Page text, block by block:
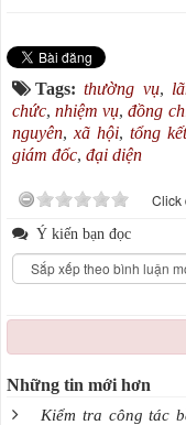
Tags:thường vụ,
chức,nhiệm vụ,đồng
nguyên, xã hội, tổng kết
giám đốc, đại diện
Click
Ý kiến bạn đọc
Những tin mới hơn
Kiểm tra công tác